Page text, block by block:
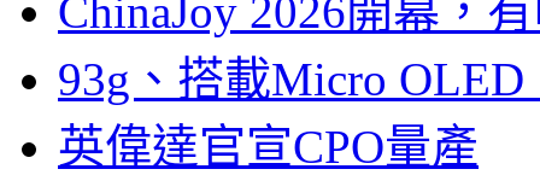
ChinaJoy 2026開幕，
93g、搭載Micro
英偉達官宣CPO量產